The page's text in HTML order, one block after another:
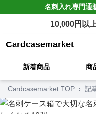
名刺入れ専門通
10,000円以
Cardcasemarket
新着商品 商
Cardcasemarket TOP › 記